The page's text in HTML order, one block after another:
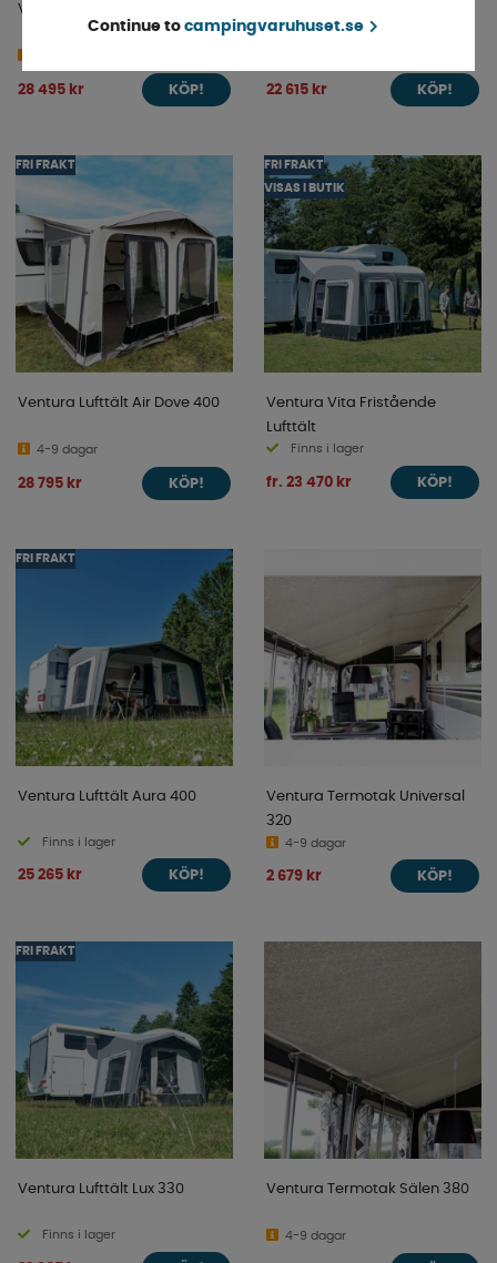
Ventura Lufttält Air Dove 350
28 495 kr KÖP! 22 615 kr KÖP!
FRI FRAKT
Ventura Lufttält Air Dove 400
4-9 dagar
28 795 kr KÖP!
FRI FRAKT
VISAS I BUTIK
Ventura Vita Fristående
Lufttält
Finns i lager
fr. 23 470 kr KÖP!
FRI FRAKT
Ventura Lufttält Aura 400
Finns i lager
25 265 kr KÖP!
Ventura Termotak Universal
320
4-9 dagar
2 679 kr KÖP!
FRI FRAKT
Ventura Lufttält Lux 330
Finns i lager
Ventura Termotak Sälen 380
4-9 dagar
Continue to campingvaruhuset.se